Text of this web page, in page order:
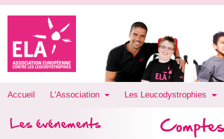
Accueil L'Association Les Leucodystrophies
Les événements